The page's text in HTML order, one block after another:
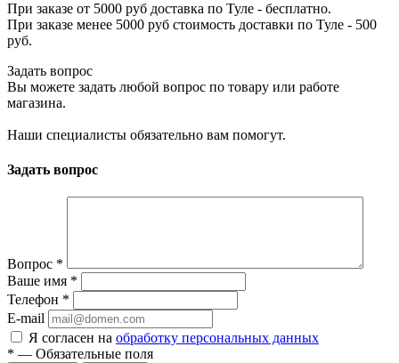
При заказе от 5000 руб доставка по Туле - бесплатно.
При заказе менее 5000 руб стоимость доставки по Туле - 500
руб.
Задать вопрос
Вы можете задать любой вопрос по товару или работе
магазина.
Наши специалисты обязательно вам помогут.
Задать вопрос
Вопрос *
Ваше имя *
Телефон *
E-mail
Я согласен на обработку персональных данных
* — Обязательные поля